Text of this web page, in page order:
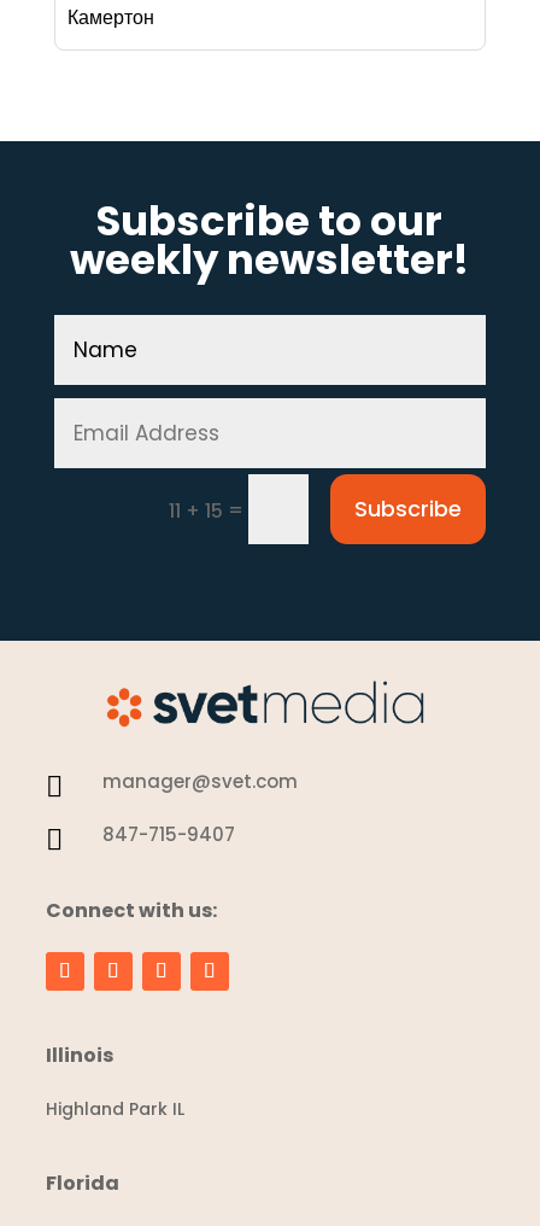
Камертон
Subscribe to our
weekly newsletter!
11 + 15 = Subscribe
 manager@svet.com
 847-715-9407
Connect with us:
Illinois
Highland Park IL
Florida